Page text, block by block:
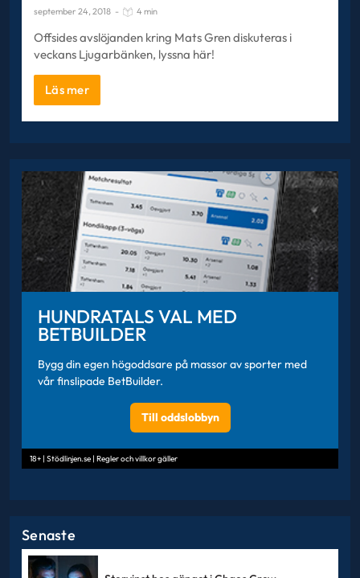
september 24, 2018 - 4 min
Offsides avslöjanden kring Mats Gren diskuteras i
veckans Ljugarbänken, lyssna här!
Läs mer
HUNDRATALS VAL MED
BETBUILDER
Bygg din egen högoddsare på massor av sporter med
vår finslipade BetBuilder.
Till oddslobbyn
18+ | Stödlinjen.se | Regler och villkor gäller
Senaste